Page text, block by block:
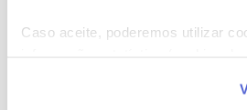
Caso aceite, poderemos utilizar
funcionalidades (cookies de